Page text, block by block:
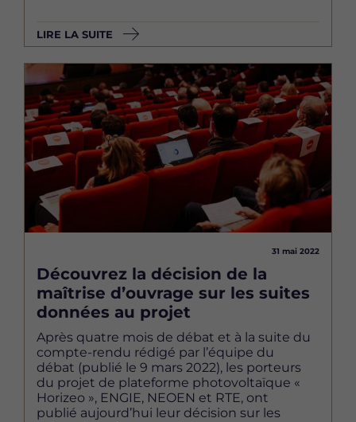
LIRE LA SUITE
Image
31 mai 2022
Découvrez la décision de la
maîtrise d’ouvrage sur les suites
données au projet
Après quatre mois de débat et à la suite du
compte-rendu rédigé par l’équipe du
débat (publié le 9 mars 2022), les porteurs
du projet de plateforme photovoltaïque «
Horizeo », ENGIE, NEOEN et RTE, ont
publié aujourd’hui leur décision sur les